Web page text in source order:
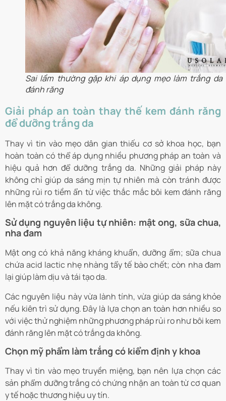
Sai lầm thường gặp khi áp dụng mẹo làm trắng da
đánh răng
Giải pháp an toàn thay thế kem đánh răng
để dưỡng trắng da
Thay vì tin vào mẹo dân gian thiếu cơ sở khoa học, bạn
hoàn toàn có thể áp dụng nhiều phương pháp an toàn và
hiệu quả hơn để dưỡng trắng da. Những giải pháp này
không chỉ giúp da sáng mịn tự nhiên mà còn tránh được
những rủi ro tiềm ẩn từ việc thắc mắc bôi kem đánh răng
lên mặt có trắng da không.
Sử dụng nguyên liệu tự nhiên: mật ong, sữa chua,
nha đam
Mật ong có khả năng kháng khuẩn, dưỡng ẩm; sữa chua
chứa acid lactic nhẹ nhàng tẩy tế bào chết; còn nha đam
lại giúp làm dịu và tái tạo da.
Các nguyên liệu này vừa lành tính, vừa giúp da sáng khỏe
nếu kiên trì sử dụng. Đây là lựa chọn an toàn hơn nhiều so
với việc thử nghiệm những phương pháp rủi ro như bôi kem
đánh răng lên mặt có trắng da không.
Chọn mỹ phẩm làm trắng có kiểm định y khoa
Thay vì tin vào mẹo truyền miệng, bạn nên lựa chọn các
sản phẩm dưỡng trắng có chứng nhận an toàn từ cơ quan
y tế hoặc thương hiệu uy tín.